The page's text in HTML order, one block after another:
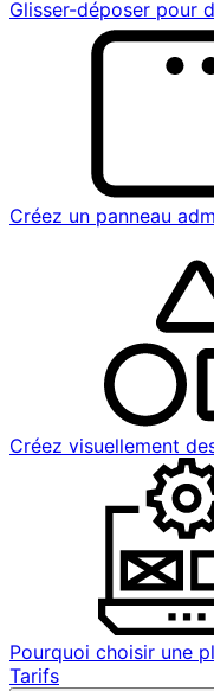
Glisser-déposer pour
Créez un panneau
Créez visuellement
Pourquoi choisir une
Tarifs